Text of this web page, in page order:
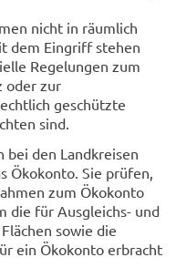
nicht in räumlich
dem Eingriff stehen
Regelungen zum
oder zur
geschützte
sind.
den Landkreisen
Ökokonto. Sie prüfen,
zum Ökokonto
die für Ausgleichs- und
sowie die
ein Ökokonto erbracht